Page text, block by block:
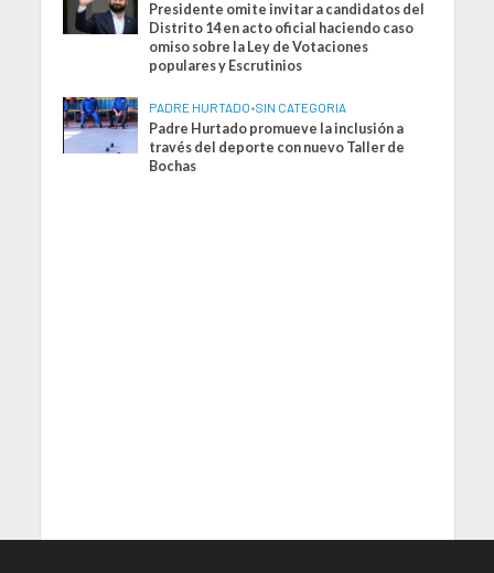
Presidente omite invitar a candidatos del
Distrito 14 en acto oficial haciendo caso
omiso sobre la Ley de Votaciones
populares y Escrutinios
PADRE HURTADO•SIN CATEGORIA
Padre Hurtado promueve la inclusión a
través del deporte con nuevo Taller de
Bochas